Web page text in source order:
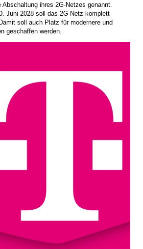
ihres 2G-Netzes genannt.
Juni 2028 soll das 2G-Netz komplett
soll auch Platz für modernere und
geschaffen werden.